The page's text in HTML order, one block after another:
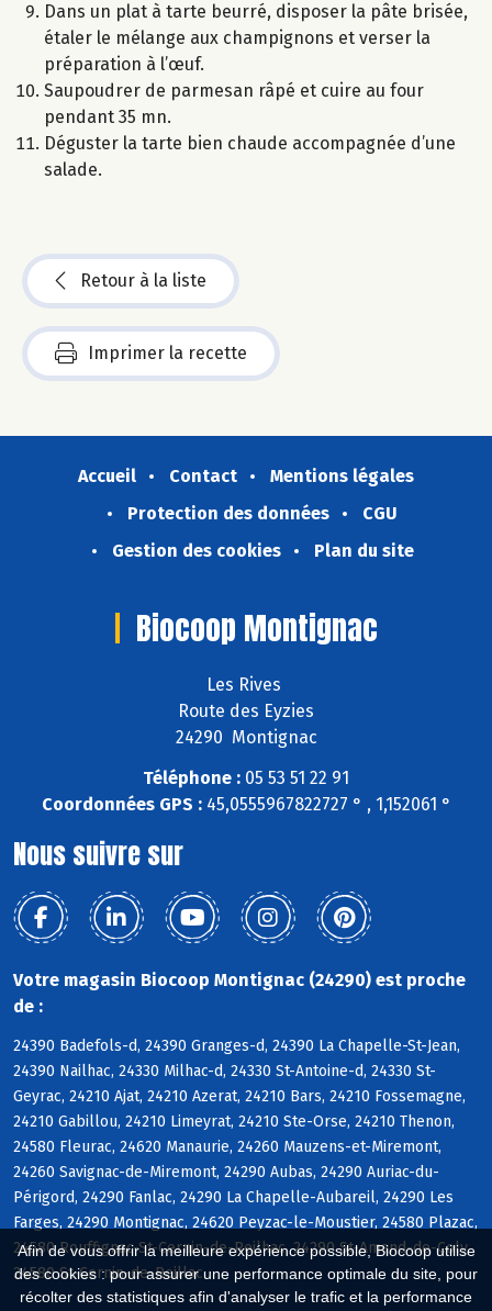
Afin de vous offrir la meilleure expérience possible, Biocoop utilise
des cookies : pour assurer une performance optimale du site, pour
récolter des statistiques afin d'analyser le trafic et la performance
Dans un plat à tarte beurré, disposer la pâte brisée,
étaler le mélange aux champignons et verser la
préparation à l’œuf.
Saupoudrer de parmesan râpé et cuire au four
pendant 35 mn.
Déguster la tarte bien chaude accompagnée d’une
salade.
Retour à la liste
Imprimer la recette
Accueil Contact
Mentions légales
Protection des données
CGU
Gestion des cookies
Plan du site
Biocoop Montignac
Les Rives
Route des Eyzies
24290 Montignac
Téléphone : 05 53 51 22 91
Coordonnées GPS :45,0555967822727 ° , 1,152061 °
Nous suivre sur
Votre magasin Biocoop Montignac (24290) est proche
de :
24390 Badefols-d, 24390 Granges-d, 24390 La Chapelle-St-Jean,
24390 Nailhac, 24330 Milhac-d, 24330 St-Antoine-d, 24330 St-
Geyrac, 24210 Ajat, 24210 Azerat, 24210 Bars, 24210 Fossemagne,
24210 Gabillou, 24210 Limeyrat, 24210 Ste-Orse, 24210 Thenon,
24580 Fleurac, 24620 Manaurie, 24260 Mauzens-et-Miremont,
24260 Savignac-de-Miremont, 24290 Aubas, 24290 Auriac-du-
Périgord, 24290 Fanlac, 24290 La Chapelle-Aubareil, 24290 Les
Farges, 24290 Montignac, 24620 Peyzac-le-Moustier, 24580 Plazac,
24580 Rouffignac-St-Cernin-de-Reilhac, 24290 St-Amand-de-Coly,
24580 St-Cernin-de-Reillac